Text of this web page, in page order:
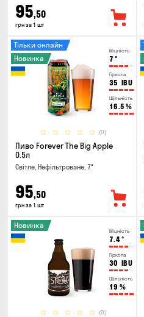
95,50
грн за 1 шт
Міцність
7 °
Гіркота
35 IBU
Щільність
16.5 %
(0)
Тільки онлайн
Новинка
Пиво Forever The Big Apple
0.5л
Світле, Нефільтроване, 7°
95,50
грн за 1 шт
Міцність
7.4°
Гіркота
30 IBU
Щільність
19 %
(0)
Новинка